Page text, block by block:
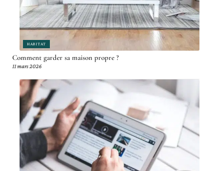
HABITAT
Comment garder sa maison propre ?
11 mars 2026